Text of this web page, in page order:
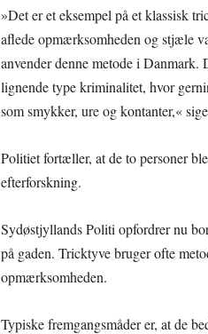
»Det er et eksempel på et klassisk
aflede opmærksomheden og stjæle
anvender denne metode i
lignende type kriminalitet, hvor
som smykker, ure og kontanter,«
Politiet fortæller, at de to personer
efterforskning.
Sydøstjyllands Politi opfordrer nu
på gaden. Tricktyve bruger ofte
opmærksomheden.
Typiske fremgangsmåder er, at de